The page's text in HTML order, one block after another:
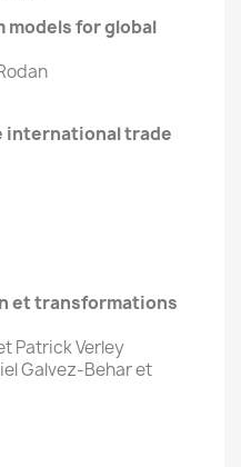
for global
international trade
et transformations
Patrick Verley
Galvez-Behar et